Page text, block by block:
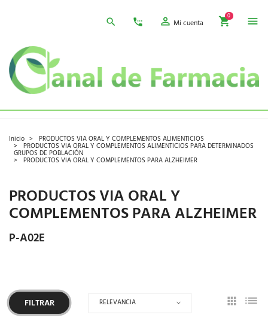
Mi cuenta
0
Inicio PRODUCTOS VIA ORAL Y COMPLEMENTOS ALIMENTICIOS
PRODUCTOS VIA ORAL Y COMPLEMENTOS ALIMENTICIOS PARA DETERMINADOS
GRUPOS DE POBLACIÓN
PRODUCTOS VIA ORAL Y COMPLEMENTOS PARA ALZHEIMER
PRODUCTOS VIA ORAL Y
COMPLEMENTOS PARA ALZHEIMER
P-A02E
FILTRAR RELEVANCIA